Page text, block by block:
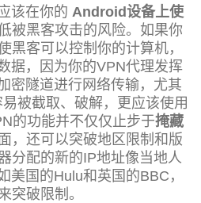
该在你的 Android设备上使
被黑客攻击的风险。如果你
黑客可以控制你的计算机，
据，因为你的VPN代理发挥
密隧道进行网络传输，尤其
被截取、破解，更应该使用
的功能并不仅仅止步于掩藏
，还可以突破地区限制和版
分配的新的IP地址像当地人
美国的Hulu和英国的BBC，
突破限制。